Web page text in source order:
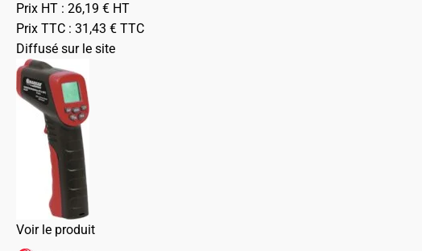
Prix HT : 26,19 € HT
Prix TTC : 31,43 € TTC
Diffusé sur le site
Voir le produit